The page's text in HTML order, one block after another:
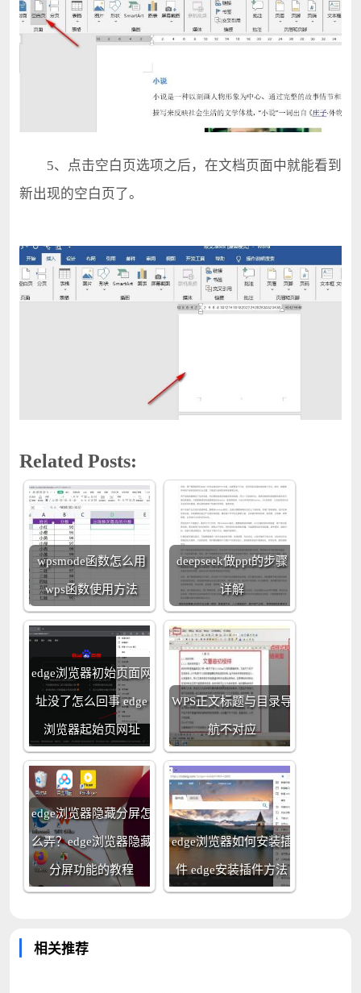
5、点击空白页选项之后，在文档页面中就能看到
新出现的空白页了。
Related Posts:
wpsmode函数怎么用
wps函数使用方法
deepseek做ppt的步骤
详解
edge浏览器初始页面网
址没了怎么回事 edge
浏览器起始页网址
WPS正文标题与目录导
航不对应
edge浏览器隐藏分屏怎
么弄？edge浏览器隐藏
分屏功能的教程
edge浏览器如何安装插
件 edge安装插件方法
相关推荐